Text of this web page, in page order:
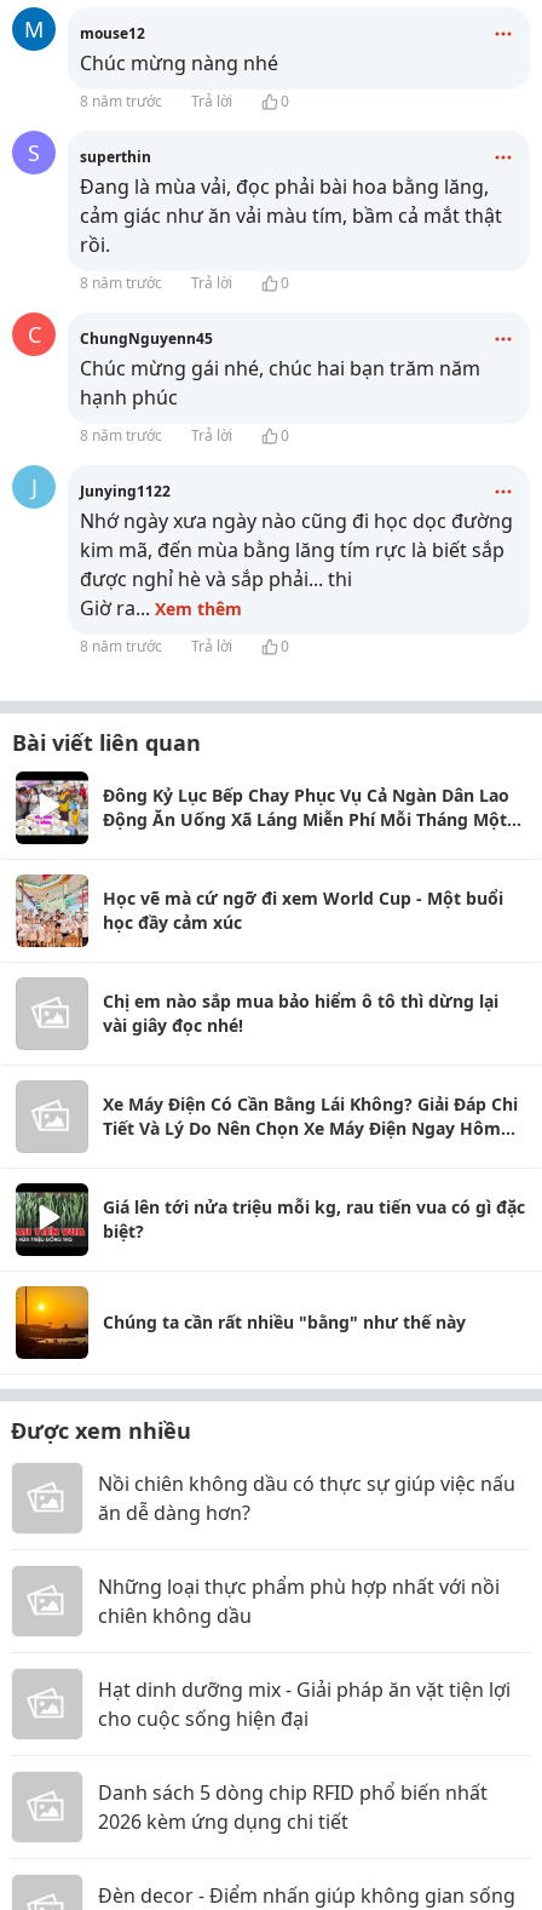
M mouse12
Chúc mừng nàng nhé
8 năm trước Trả lời 0
S superthin
Đang là mùa vải, đọc phải bài hoa bằng lăng,
cảm giác như ăn vải màu tím, bầm cả mắt thật
rồi.
8 năm trước Trả lời 0
C ChungNguyenn45
Chúc mừng gái nhé, chúc hai bạn trăm năm
hạnh phúc
8 năm trước Trả lời 0
J Junying1122
Nhớ ngày xưa ngày nào cũng đi học dọc đường
kim mã, đến mùa bằng lăng tím rực là biết sắp
được nghỉ hè và sắp phải... thi
Giờ ra... Xem thêm
8 năm trước Trả lời 0
Bài viết liên quan
Đông Kỷ Lục Bếp Chay Phục Vụ Cả Ngàn Dân Lao
Động Ăn Uống Xã Láng Miễn Phí Mỗi Tháng Một
Học vẽ mà cứ ngỡ đi xem World Cup - Một buổi
học đầy cảm xúc
Chị em nào sắp mua bảo hiểm ô tô thì dừng lại
vài giây đọc nhé!
Xe Máy Điện Có Cần Bằng Lái Không? Giải Đáp Chi
Tiết Và Lý Do Nên Chọn Xe Máy Điện Ngay Hôm
Giá lên tới nửa triệu mỗi kg, rau tiến vua có gì đặc
biệt?
Chúng ta cần rất nhiều "bằng" như thế này
Được xem nhiều
Nồi chiên không dầu có thực sự giúp việc nấu
ăn dễ dàng hơn?
Những loại thực phẩm phù hợp nhất với nồi
chiên không dầu
Hạt dinh dưỡng mix - Giải pháp ăn vặt tiện lợi
cho cuộc sống hiện đại
Danh sách 5 dòng chip RFID phổ biến nhất
2026 kèm ứng dụng chi tiết
Đèn decor - Điểm nhấn giúp không gian sống